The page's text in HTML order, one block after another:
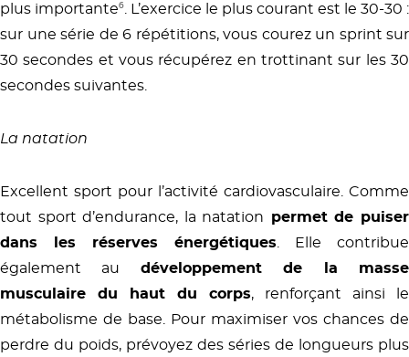
plus importante⁶. L’exercice le plus courant est le 30-30 :
sur une série de 6 répétitions, vous courez un sprint sur
30 secondes et vous récupérez en trottinant sur les 30
secondes suivantes.
La natation
Excellent sport pour l’activité cardiovasculaire. Comme
tout sport d’endurance, la natation permet de puiser
dans les réserves énergétiques. Elle contribue
également au développement de la masse
musculaire du haut du corps, renforçant ainsi le
métabolisme de base. Pour maximiser vos chances de
perdre du poids, prévoyez des séries de longueurs plus